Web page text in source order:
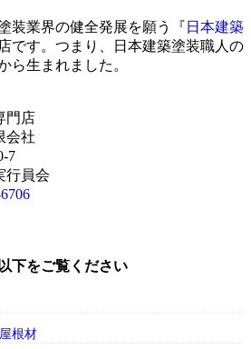
装業界の健全発展を願う『 日本建築
です。つまり、日本建築塗装職人の
ら生まれました。
門店
会社
7
行員会
下をご覧ください
根材